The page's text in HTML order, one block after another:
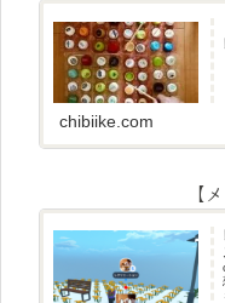
chibiike.com
【